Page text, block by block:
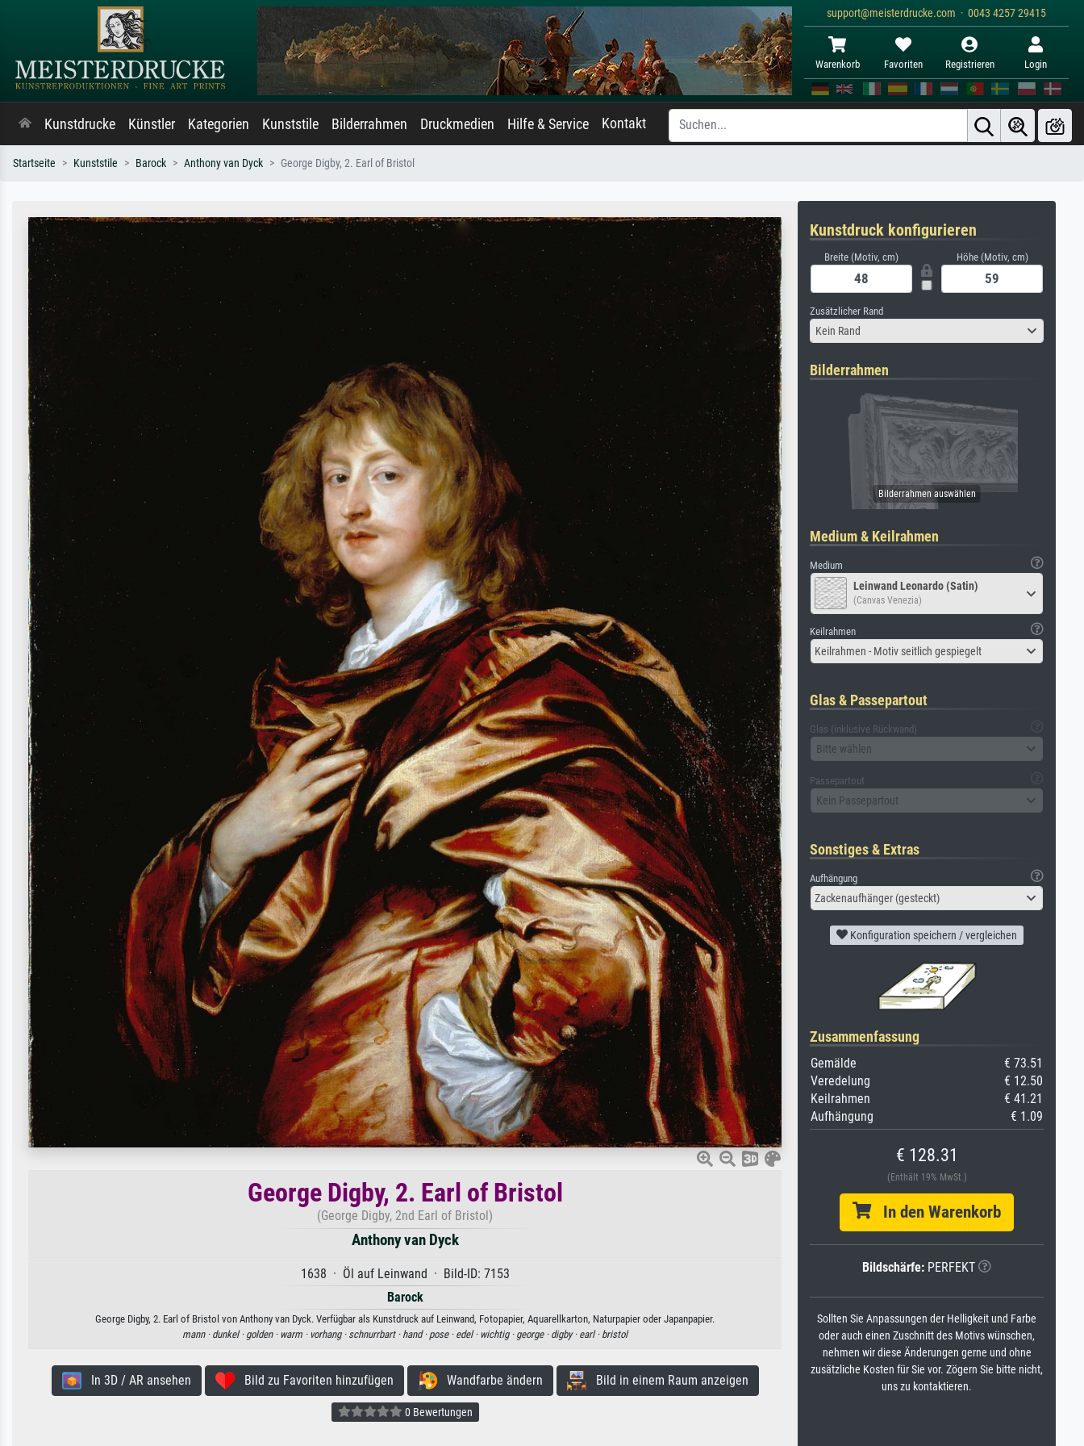
support@meisterdrucke.com · 0043 4257 29415
Warenkorb Favoriten Registrieren Login
Kunstdrucke Künstler Kategorien Kunststile Bilderrahmen Druckmedien Hilfe & Service Kontakt
Startseite Kunststile Barock Anthony van Dyck George Digby, 2. Earl of Bristol
George Digby, 2. Earl of Bristol
(George Digby, 2nd Earl of Bristol)
Anthony van Dyck
1638 · Öl auf Leinwand · Bild-ID: 7153
Barock
George Digby, 2. Earl of Bristol von Anthony van Dyck. Verfügbar als Kunstdruck auf Leinwand, Fotopapier, Aquarellkarton, Naturpapier oder Japanpapier.
mann · dunkel · golden · warm · vorhang · schnurrbart · hand · pose · edel · wichtig · george · digby · earl · bristol
In 3D / AR ansehen Bild zu Favoriten hinzufügen Wandfarbe ändern Bild in einem Raum anzeigen
0 Bewertungen
Kunstdruck konfigurieren
Breite (Motiv, cm) Höhe (Motiv, cm)
Zusätzlicher Rand
Kein Rand
Bilderrahmen
Medium & Keilrahmen
Medium
Leinwand Leonardo (Satin)
(Canvas Venezia)
Keilrahmen
Keilrahmen - Motiv seitlich gespiegelt
Glas & Passepartout
Glas (inklusive Rückwand)
Bitte wählen
Passepartout
Kein Passepartout
Sonstiges & Extras
Aufhängung
Zackenaufhänger (gesteckt)
Konfiguration speichern / vergleichen
Zusammenfassung
Gemälde
€ 73.51
Veredelung
€ 12.50
Keilrahmen
€ 41.21
Aufhängung
€ 1.09
€ 128.31
(Enthält 19% MwSt.)
In den Warenkorb
Bildschärfe: PERFEKT
Sollten Sie Anpassungen der Helligkeit und Farbe
oder auch einen Zuschnitt des Motivs wünschen,
nehmen wir diese Änderungen gerne und ohne
zusätzliche Kosten für Sie vor. Zögern Sie bitte nicht,
uns zu kontaktieren.